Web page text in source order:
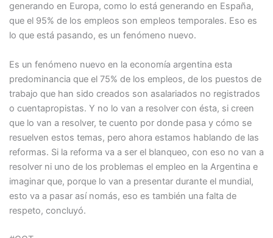
generando en Europa, como lo está generando en España,
que el 95% de los empleos son empleos temporales. Eso es
lo que está pasando, es un fenómeno nuevo.
Es un fenómeno nuevo en la economía argentina esta
predominancia que el 75% de los empleos, de los puestos de
trabajo que han sido creados son asalariados no registrados
o cuentapropistas. Y no lo van a resolver con ésta, si creen
que lo van a resolver, te cuento por donde pasa y cómo se
resuelven estos temas, pero ahora estamos hablando de las
reformas. Si la reforma va a ser el blanqueo, con eso no van a
resolver ni uno de los problemas el empleo en la Argentina e
imaginar que, porque lo van a presentar durante el mundial,
esto va a pasar así nomás, eso es también una falta de
respeto, concluyó.